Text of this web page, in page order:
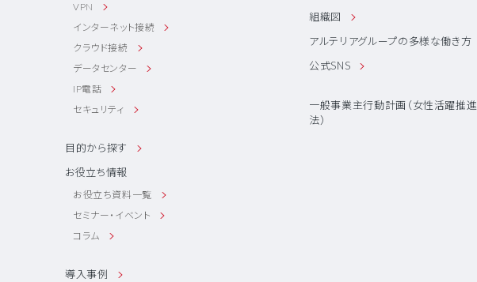
VPN
インターネット接続
クラウド接続
データセンター
IP電話
セキュリティ
目的から探す
お役立ち情報
お役立ち資料一覧
セミナー・イベント
コラム
導入事例
組織図
アルテリアグループの多様な働き方
公式SNS
一般事業主行動計画（女性活躍推進
法）